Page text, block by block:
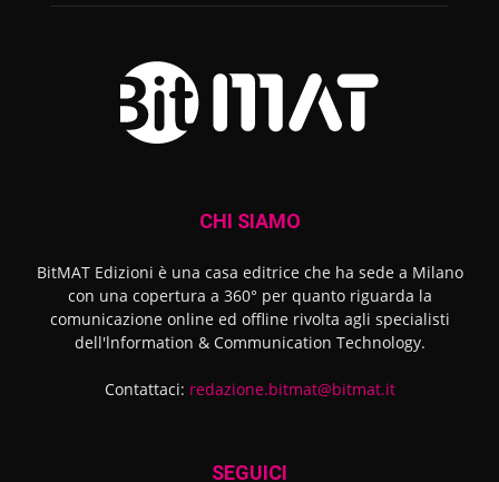
CHI SIAMO
BitMAT Edizioni è una casa editrice che ha sede a Milano
con una copertura a 360° per quanto riguarda la
comunicazione online ed offline rivolta agli specialisti
dell'lnformation & Communication Technology.
Contattaci: redazione.bitmat@bitmat.it
SEGUICI